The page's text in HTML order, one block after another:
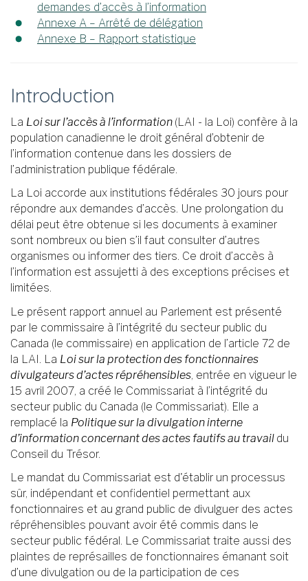
demandes d’accès à l’information
Annexe A – Arrêté de délégation
Annexe B – Rapport statistique
Introduction
La Loi sur l’accès à l’information (LAI - la Loi) confère à la
population canadienne le droit général d’obtenir de
l’information contenue dans les dossiers de
l’administration publique fédérale.
La Loi accorde aux institutions fédérales 30 jours pour
répondre aux demandes d’accès. Une prolongation du
délai peut être obtenue si les documents à examiner
sont nombreux ou bien s’il faut consulter d’autres
organismes ou informer des tiers. Ce droit d’accès à
l’information est assujetti à des exceptions précises et
limitées.
Le présent rapport annuel au Parlement est présenté
par le commissaire à l’intégrité du secteur public du
Canada (le commissaire) en application de l’article 72 de
la LAI. La Loi sur la protection des fonctionnaires
divulgateurs d’actes répréhensibles, entrée en vigueur le
15 avril 2007, a créé le Commissariat à l’intégrité du
secteur public du Canada (le Commissariat). Elle a
remplacé la Politique sur la divulgation interne
d’information concernant des actes fautifs au travail du
Conseil du Trésor.
Le mandat du Commissariat est d'établir un processus
sûr, indépendant et confidentiel permettant aux
fonctionnaires et au grand public de divulguer des actes
répréhensibles pouvant avoir été commis dans le
secteur public fédéral. Le Commissariat traite aussi des
plaintes de représailles de fonctionnaires émanant soit
d’une divulgation ou de la participation de ces